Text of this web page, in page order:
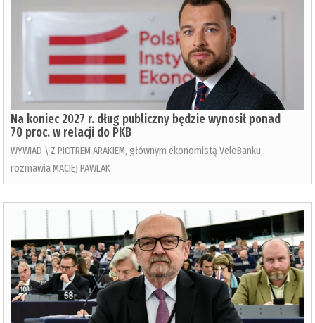
Na koniec 2027 r. dług publiczny będzie wynosił ponad
70 proc. w relacji do PKB
WYWIAD \ Z PIOTREM ARAKIEM, głównym ekonomistą VeloBanku,
rozmawia MACIEJ PAWLAK